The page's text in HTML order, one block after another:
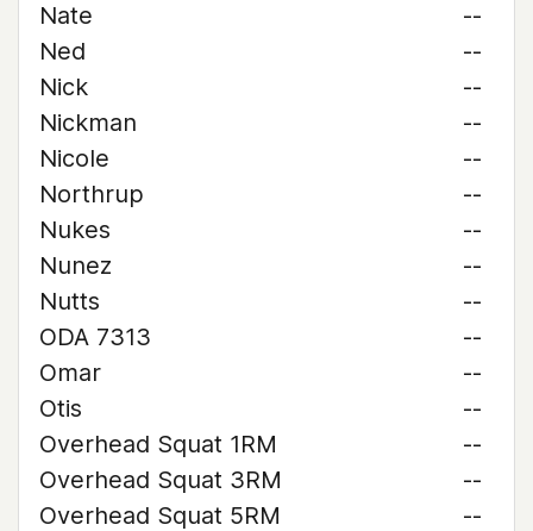
Nate
--
Ned
--
Nick
--
Nickman
--
Nicole
--
Northrup
--
Nukes
--
Nunez
--
Nutts
--
ODA 7313
--
Omar
--
Otis
--
Overhead Squat 1RM
--
Overhead Squat 3RM
--
Overhead Squat 5RM
--